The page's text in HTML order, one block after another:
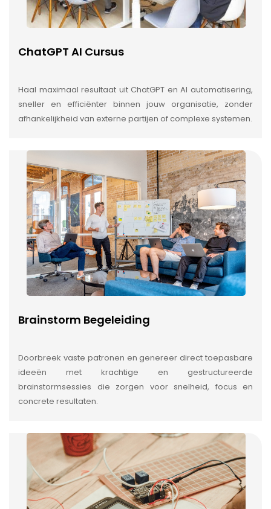
ChatGPT AI Cursus
Haal maximaal resultaat uit ChatGPT en AI automatisering,
sneller en efficiënter binnen jouw organisatie, zonder
afhankelijkheid van externe partijen of complexe systemen.
Brainstorm Begeleiding
Doorbreek vaste patronen en genereer direct toepasbare
ideeën met krachtige en gestructureerde
brainstormsessies die zorgen voor snelheid, focus en
concrete resultaten.